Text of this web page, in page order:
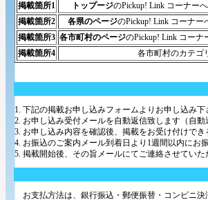
掲載箇所1
トップージのPickup! Link コーナー
掲載箇所2
各県のページのPickup! Link コーナ
掲載箇所3 各市町村のページのPickup! Link コー
掲載箇所4
各市町村のカテゴ
1. 下記の掲載お申し込みフォームよりお申し込み下
2. お申し込み受付メールを自動返信致します（自
3. お申し込み内容を確認後、掲載をお受け付けで
4. お振込のご案内メール到着日より1週間以内にお
5. 掲載開始後、その旨メールにてご連絡させていた
お支払方法は、銀行振込・郵便振替・コンビニ決